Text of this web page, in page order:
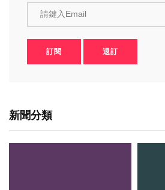
請鍵入Email
訂閱 退訂
新聞分類